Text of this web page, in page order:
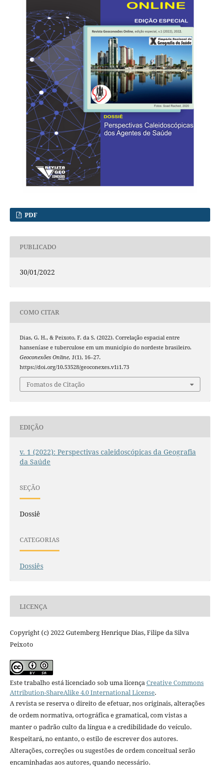
PDF
PUBLICADO
30/01/2022
COMO CITAR
Dias, G. H., & Peixoto, F. da S. (2022). Correlação espacial entre
hanseníase e tuberculose em um município do nordeste brasileiro.
Geoconexões Online, 1(1), 16–27.
https://doi.org/10.53528/geoconexes.v1i1.73
Fomatos de Citação
EDIÇÃO
v. 1 (2022): Perspectivas caleidoscópicas da Geografia
da Saúde
SEÇÃO
Dossiê
CATEGORIAS
Dossiês
LICENÇA
Copyright (c) 2022 Gutemberg Henrique Dias, Filipe da Silva
Peixoto
Este trabalho está licenciado sob uma licençaCreative Commons
Attribution-ShareAlike 4.0 International License.
A revista se reserva o direito de efetuar, nos originais, alterações
de ordem normativa, ortográfica e gramatical, com vistas a
manter o padrão culto da língua e a credibilidade do veículo.
Respeitará, no entanto, o estilo de escrever dos autores.
Alterações, correções ou sugestões de ordem conceitual serão
encaminhadas aos autores, quando necessário.